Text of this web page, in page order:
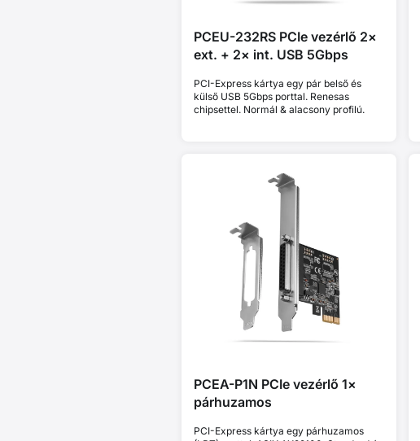
PCEU-232RS PCIe vezérlő 2×
ext. + 2× int. USB 5Gbps
PCI-Express kártya egy pár belső és
külső USB 5Gbps porttal. Renesas
chipsettel. Normál & alacsony profilú.
PCEA-P1N PCIe vezérlő 1×
párhuzamos
PCI-Express kártya egy párhuzamos